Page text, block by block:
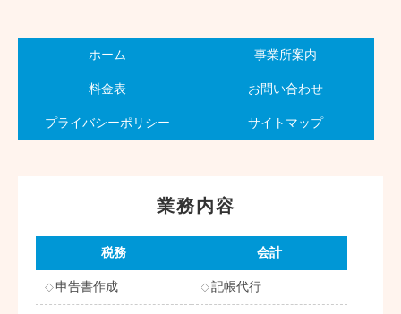
ホーム 事業所案内
料金表 お問い合わせ
プライバシーポリシー サイトマップ
業務内容
税務
申告書作成
会計
記帳代行